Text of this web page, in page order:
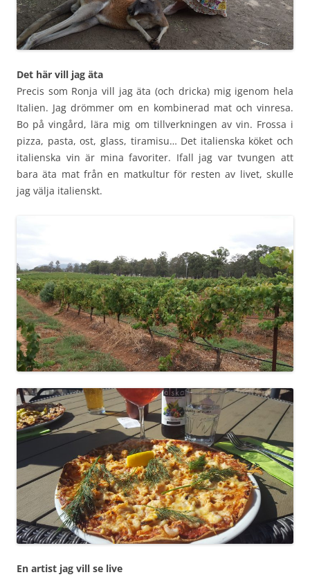
Det här vill jag äta
Precis som Ronja vill jag äta (och dricka) mig igenom hela
Italien. Jag drömmer om en kombinerad mat och vinresa.
Bo på vingård, lära mig om tillverkningen av vin. Frossa i
pizza, pasta, ost, glass, tiramisu… Det italienska köket och
italienska vin är mina favoriter. Ifall jag var tvungen att
bara äta mat från en matkultur för resten av livet, skulle
jag välja italienskt.
En artist jag vill se live